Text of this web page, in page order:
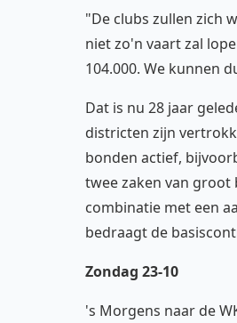
"De clubs zullen zich
niet zo'n vaart zal
104.000. We kunnen
Dat is nu 28 jaar
districten zijn
bonden actief,
twee zaken van groot
combinatie met een
bedraagt de
Zondag 23-10
's Morgens naar de